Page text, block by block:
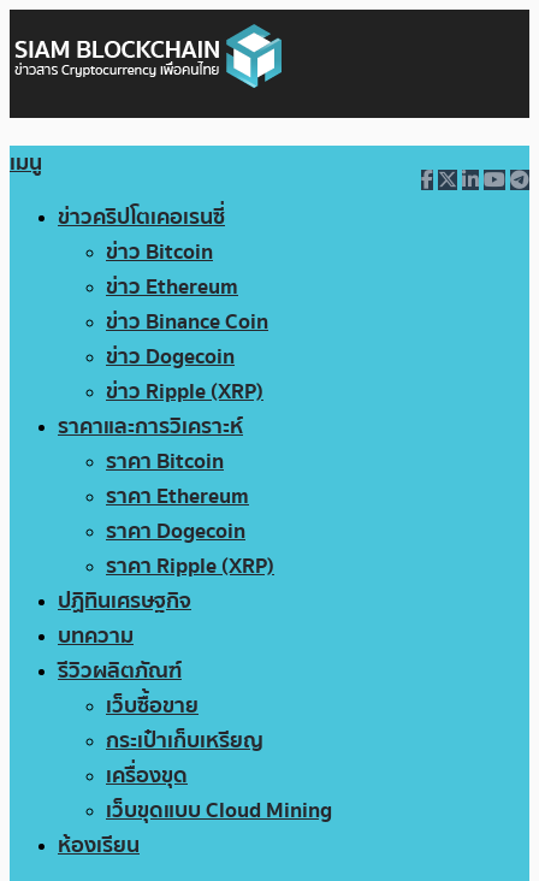
เมนู
ข่าวคริปโตเคอเรนซี่
ข่าว Bitcoin
ข่าว Ethereum
ข่าว Binance Coin
ข่าว Dogecoin
ข่าว Ripple (XRP)
ราคาและการวิเคราะห์
ราคา Bitcoin
ราคา Ethereum
ราคา Dogecoin
ราคา Ripple (XRP)
ปฏิทินเศรษฐกิจ
บทความ
รีวิวผลิตภัณฑ์
เว็บซื้อขาย
กระเป๋าเก็บเหรียญ
เครื่องขุด
เว็บขุดแบบ Cloud Mining
ห้องเรียน